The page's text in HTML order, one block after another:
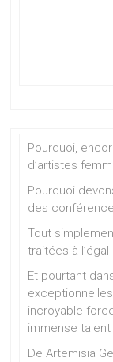
Pourquoi,
d’artistes
Pourquoi
des
Tout
traitées à
Et pourtant
incroyable
immense talent
De Artemisia